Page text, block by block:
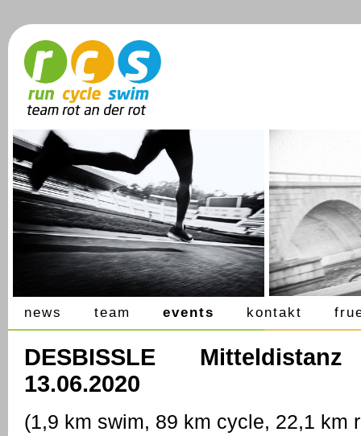
news team events kontakt
DESBISSLE
13.06.2020
(1,9 km swim, 89 km cycle, 22,1 km